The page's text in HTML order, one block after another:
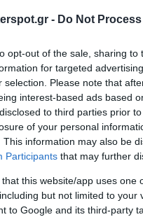
- Do Not
opt-out of the sale, sharing
for targeted
selection. Please note that
interest-based ads based
to third parties prior
of your personal
This information may also be
Participants that may further
this website/app uses
but not limited to your
to Google and its third-party